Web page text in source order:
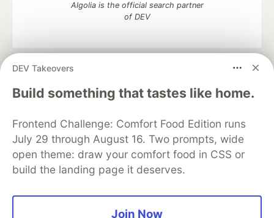
DEV Takeovers
Build something that tastes like home.
Frontend Challenge: Comfort Food Edition runs
July 29 through August 16. Two prompts, wide
open theme: draw your comfort food in CSS or
build the landing page it deserves.
Join Now
Algolia is the official search partner
of DEV
DEV Community
development and manage your software career
Home
DEV Challenges DEV++
Videos
Organization Accounts
DEV Showcase About
Contact
Free Postgres Database
DEV Shop
MLH
Code of Conduct
Privacy Policy
Terms of Use
Built on
Forem — the open source
and other inclusive communities.